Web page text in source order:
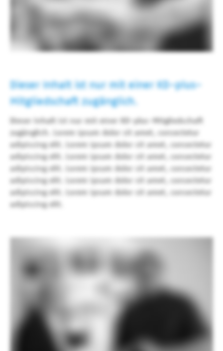
Dieser Inhalt ist nur mit einer KD-plus-
Mitgliedschaft zugänglich.
Dieser Inhalt ist nur mit einer KD-plus-Mitgliedschaft
zugänglich. Lorem ipsum dolor sit amet, consectetur
adipiscing elit. Lorem ipsum dolor sit amet, consectetur
adipiscing elit. Lorem ipsum dolor sit amet, consectetur
adipiscing elit. Lorem ipsum dolor sit amet, consectetur
adipiscing elit. Lorem ipsum dolor sit amet, consectetur
adipiscing elit. Lorem ipsum dolor sit amet, consectetur
adipiscing elit.